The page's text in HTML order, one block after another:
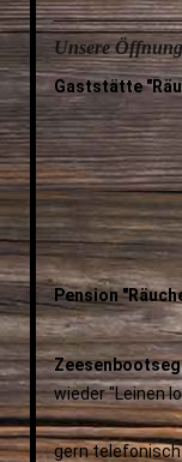
Unsere
Gaststätte
von
von
Pension
wieder "Leinen
Für
gern telefonisch